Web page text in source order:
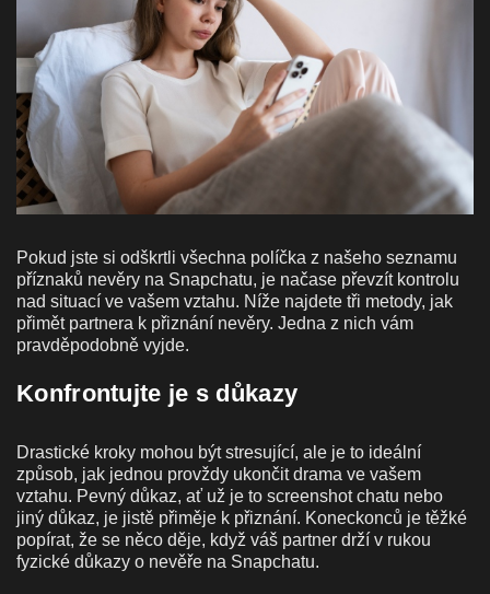
Pokud jste si odškrtli všechna políčka z našeho seznamu
příznaků nevěry na Snapchatu, je načase převzít kontrolu
nad situací ve vašem vztahu. Níže najdete tři metody, jak
přimět partnera k přiznání nevěry. Jedna z nich vám
pravděpodobně vyjde.
Konfrontujte je s důkazy
Drastické kroky mohou být stresující, ale je to ideální
způsob, jak jednou provždy ukončit drama ve vašem
vztahu. Pevný důkaz, ať už je to screenshot chatu nebo
jiný důkaz, je jistě přiměje k přiznání. Koneckonců je těžké
popírat, že se něco děje, když váš partner drží v rukou
fyzické důkazy o nevěře na Snapchatu.